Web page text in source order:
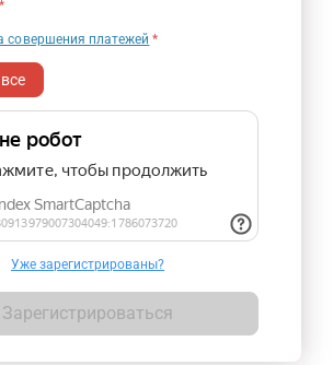
*
совершения платежей *
Уже зарегистрированы?
Зарегистрироваться